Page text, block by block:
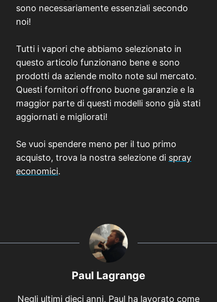
sono necessariamente essenziali secondo
noi!
Tutti i vapori che abbiamo selezionato in
questo articolo funzionano bene e sono
prodotti da aziende molto note sul mercato.
Questi fornitori offrono buone garanzie e la
maggior parte di questi modelli sono già stati
aggiornati e migliorati!
Se vuoi spendere meno per il tuo primo
acquisto, trova la nostra selezione di spray
economici.
Paul Lagrange
Negli ultimi dieci anni, Paul ha lavorato come